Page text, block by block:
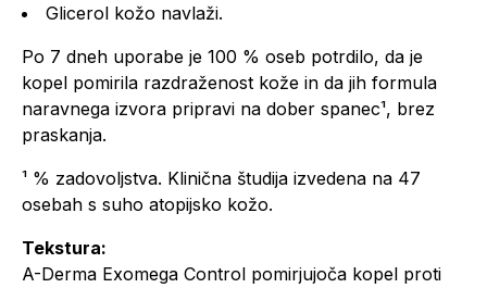
Glicerol kožo navlaži.
Po 7 dneh uporabe je 100 % oseb potrdilo, da je
kopel pomirila razdraženost kože in da jih formula
naravnega izvora pripravi na dober spanec¹, brez
praskanja.
¹ % zadovoljstva. Klinična študija izvedena na 47
osebah s suho atopijsko kožo.
Tekstura:
A-Derma Exomega Control pomirjujoča kopel proti